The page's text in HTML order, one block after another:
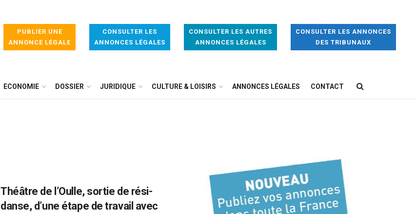
PUBLIER UNE
ANNONCE LÉGALE
CONSULTER LES
ANNONCES LÉGALES
CONSULTER LES AUTRES
ANNONCES LÉGALES
CONSULTER LES ANNONCES
DES TRIBUNAUX
ECONOMIE DOSSIER JURIDIQUE CULTURE & LOISIRS ANNONCES LÉGALES CONTACT
Théâtre de l’Oulle, sortie de rési-
danse, d’une étape de travail avec